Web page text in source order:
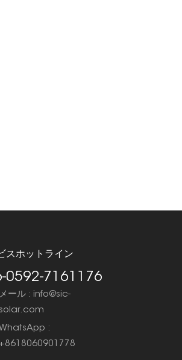
スホットライン
0592-7161176
メール : info@sic-
solar.com
:
+8618060901778